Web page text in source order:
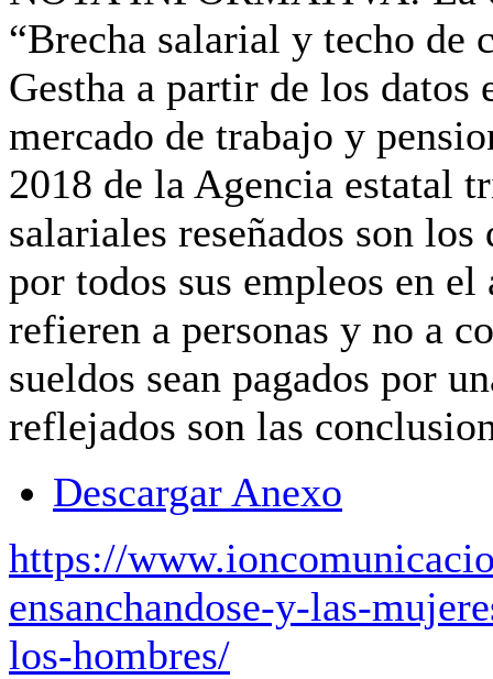
“Brecha salarial y techo de
Gestha a partir de los datos
mercado de trabajo y
2018 de la Agencia estatal
salariales reseñados son
por todos sus empleos en
refieren a personas y no a
sueldos sean pagados por
reflejados son las
Descargar Anexo
https://
ensanchandose-y-las-
los-hombres/